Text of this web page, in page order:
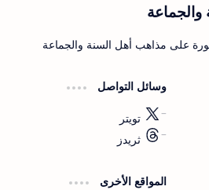
والجماعة
على مذاهب أهل السنة والجماعة
وسائل التواصل
تويتر
ثريدز
المواقع الأخرى